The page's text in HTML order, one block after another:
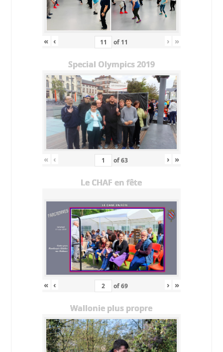
« ‹ of 11 › »
Special Olympics 2019
« ‹ of63 › »
Le CHAF en fête
« ‹ of69 › »
Wallonie plus propre